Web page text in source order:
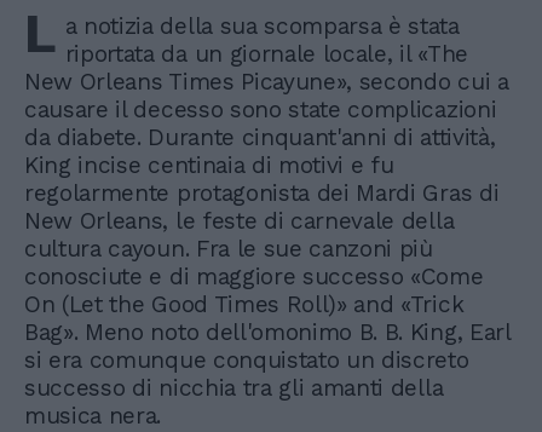
L a notizia della sua scomparsa è stata
riportata da un giornale locale, il «The
New Orleans Times Picayune», secondo cui a
causare il decesso sono state complicazioni
da diabete. Durante cinquant'anni di attività,
King incise centinaia di motivi e fu
regolarmente protagonista dei Mardi Gras di
New Orleans, le feste di carnevale della
cultura cayoun. Fra le sue canzoni più
conosciute e di maggiore successo «Come
On (Let the Good Times Roll)» and «Trick
Bag». Meno noto dell'omonimo B. B. King, Earl
si era comunque conquistato un discreto
successo di nicchia tra gli amanti della
musica nera.